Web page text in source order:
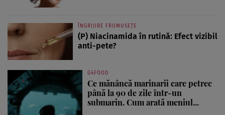
ÎNGRIJIRE FRUMUSEȚE
(P) Niacinamida în rutină: Efect vizibil
anti-pete?
G4FOOD
Ce mănâncă marinarii care petrec
până la 90 de zile într-un
submarin. Cum arată meniul...